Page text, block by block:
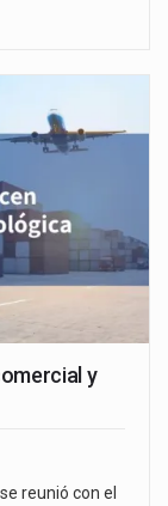
y
reunió con el